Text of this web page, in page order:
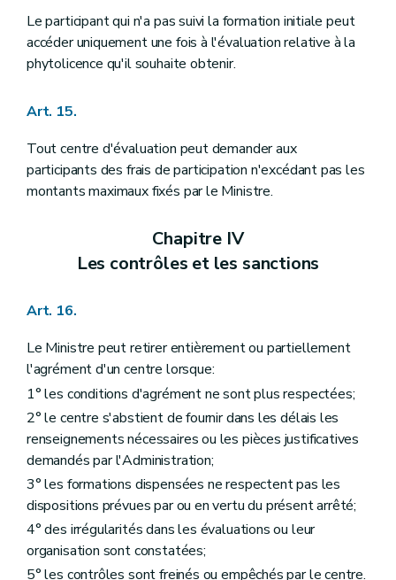
Le participant qui n'a pas suivi la formation initiale peut
accéder uniquement une fois à l'évaluation relative à la
phytolicence qu'il souhaite obtenir.
Art. 15.
Tout centre d'évaluation peut demander aux
participants des frais de participation n'excédant pas les
montants maximaux fixés par le Ministre.
Chapitre IV
Les contrôles et les sanctions
Art. 16.
Le Ministre peut retirer entièrement ou partiellement
l'agrément d'un centre lorsque:
1° les conditions d'agrément ne sont plus respectées;
2° le centre s'abstient de fournir dans les délais les
renseignements nécessaires ou les pièces justificatives
demandés par l'Administration;
3° les formations dispensées ne respectent pas les
dispositions prévues par ou en vertu du présent arrêté;
4° des irrégularités dans les évaluations ou leur
organisation sont constatées;
5° les contrôles sont freinés ou empêchés par le centre.